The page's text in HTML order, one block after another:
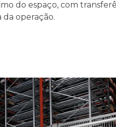
do espaço, com
da operação.